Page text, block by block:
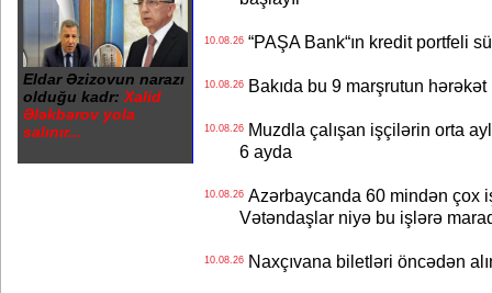
Eldar Əzizovun narazı
olduğu kadr: Xalid
Ələkbərov yola
salınır...
10.08.26“PAŞA Bank“ın kredit portfeli
10.08.26Bakıda bu 9 marşrutun
10.08.26Muzdla çalışan işçilərin orta
6 ayda
10.08.26Azərbaycanda 60 mindən çox
Vətəndaşlar niyə bu işlərə
10.08.26Naxçıvana biletləri öncədən